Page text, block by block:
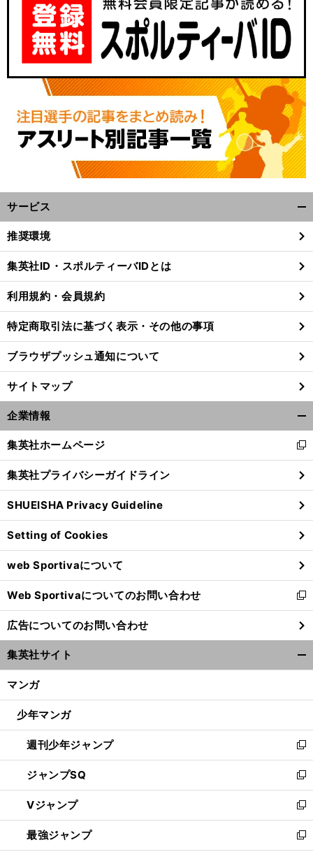
【
競
】
、
サービス
閉
る
推奨環境
集英社ID・スポルティーバIDとは
利用規約・会員規約
特定商取引法に基づく表示・その他の事項
ブラウザプッシュ通知について
サイトマップ
企業情報
閉
る
集英社ホームページ
新
し
い
ウ
ィ
ン
ド
ウ
で
開
く
集英社プライバシーガイドライン
SHUEISHA Privacy Guideline
Setting of Cookies
web Sportivaについて
Web Sportivaについてのお問い合わせ
新
し
い
ウ
ィ
ン
ウ
開
く
広告についてのお問い合わせ
集英社サイト
マンガ
少年マンガ
週刊少年ジャンプ
新
し
い
ウ
ィ
ン
ド
ウ
ジャンプSQ
新
し
い
ウ
ィ
ン
Vジャンプ
新
し
い
ウ
最強ジャンプ
新
し